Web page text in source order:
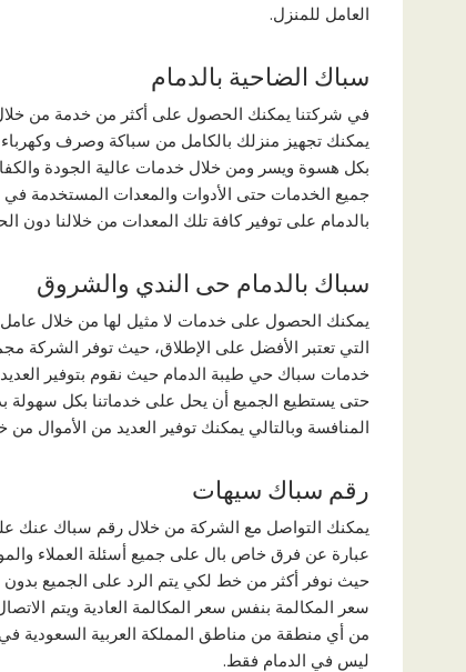
العامل للمنزل.
سباك الضاحية بالدمام
في شركتنا يمكنك الحصول على أكثر من خدمة من
يمكنك تجهيز منزلك بالكامل من سباكة وصرف
بكل هسوة ويسر ومن خلال خدمات عالية الجودة
جميع الخدمات حتى الأدوات والمعدات المستخدمة
بالدمام على توفير كافة تلك المعدات من خلالنا دون
سباك بالدمام حى الندي والشروق
يمكنك الحصول على خدمات لا مثيل لها من خلال عامل
التي تعتبر الأفضل على الإطلاق، حيث توفر الشركة
خدمات سباك حي طيبة الدمام حيث نقوم بتوفير
حتى يستطيع الجميع أن يحل على خدماتنا بكل سهولة
المنافسة وبالتالي يمكنك توفير العديد من الأموال
رقم سباك سيهات
يمكنك التواصل مع الشركة من خلال رقم سباك عنك
عبارة عن فرق خاص بال على جميع أسئلة العملاء
حيث نوفر أكثر من خط لكي يتم الرد على الجميع
سعر المكالمة بنفس سعر المكالمة العادية ويتم
من أي منطقة من مناطق المملكة العربية السعودية في
ليس في الدمام فقط.